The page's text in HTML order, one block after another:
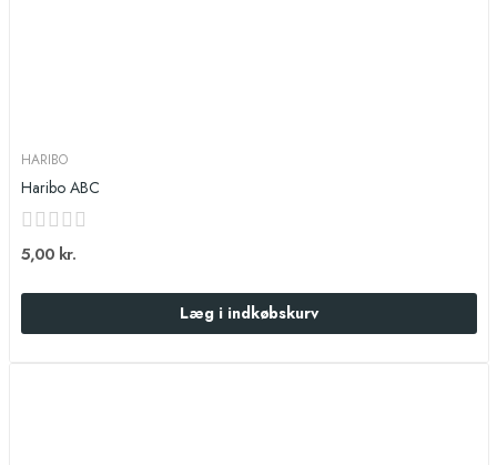
HARIBO
Haribo ABC
5,00 kr.
Læg i indkøbskurv